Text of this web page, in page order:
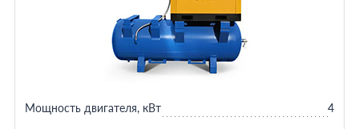
Мощность двигателя, кВт 4